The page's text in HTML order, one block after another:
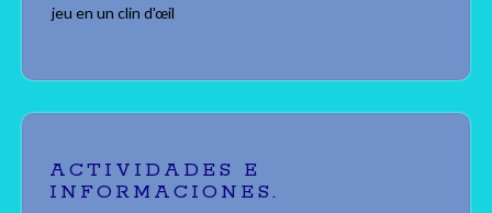
jeu en un clin d'œil
ACTIVIDADES E
INFORMACIONES.